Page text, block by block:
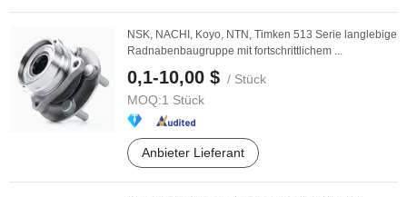
NSK, NACHI, Koyo, NTN, Timken 513 Serie langlebige
Radnabenbaugruppe mit fortschrittlichem ...
0,1-10,00 $ / Stück
MOQ:1 Stück
Anbieter Lieferant